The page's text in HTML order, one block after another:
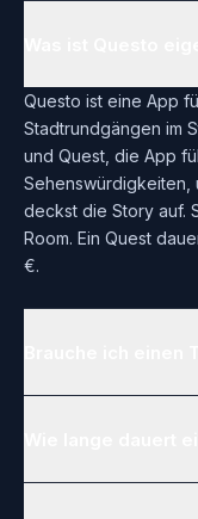
Questo ist eine App
Stadtrundgängen im
und Quest, die App
Sehenswürdigkeiten,
deckst die Story auf.
Room. Ein Quest
€.